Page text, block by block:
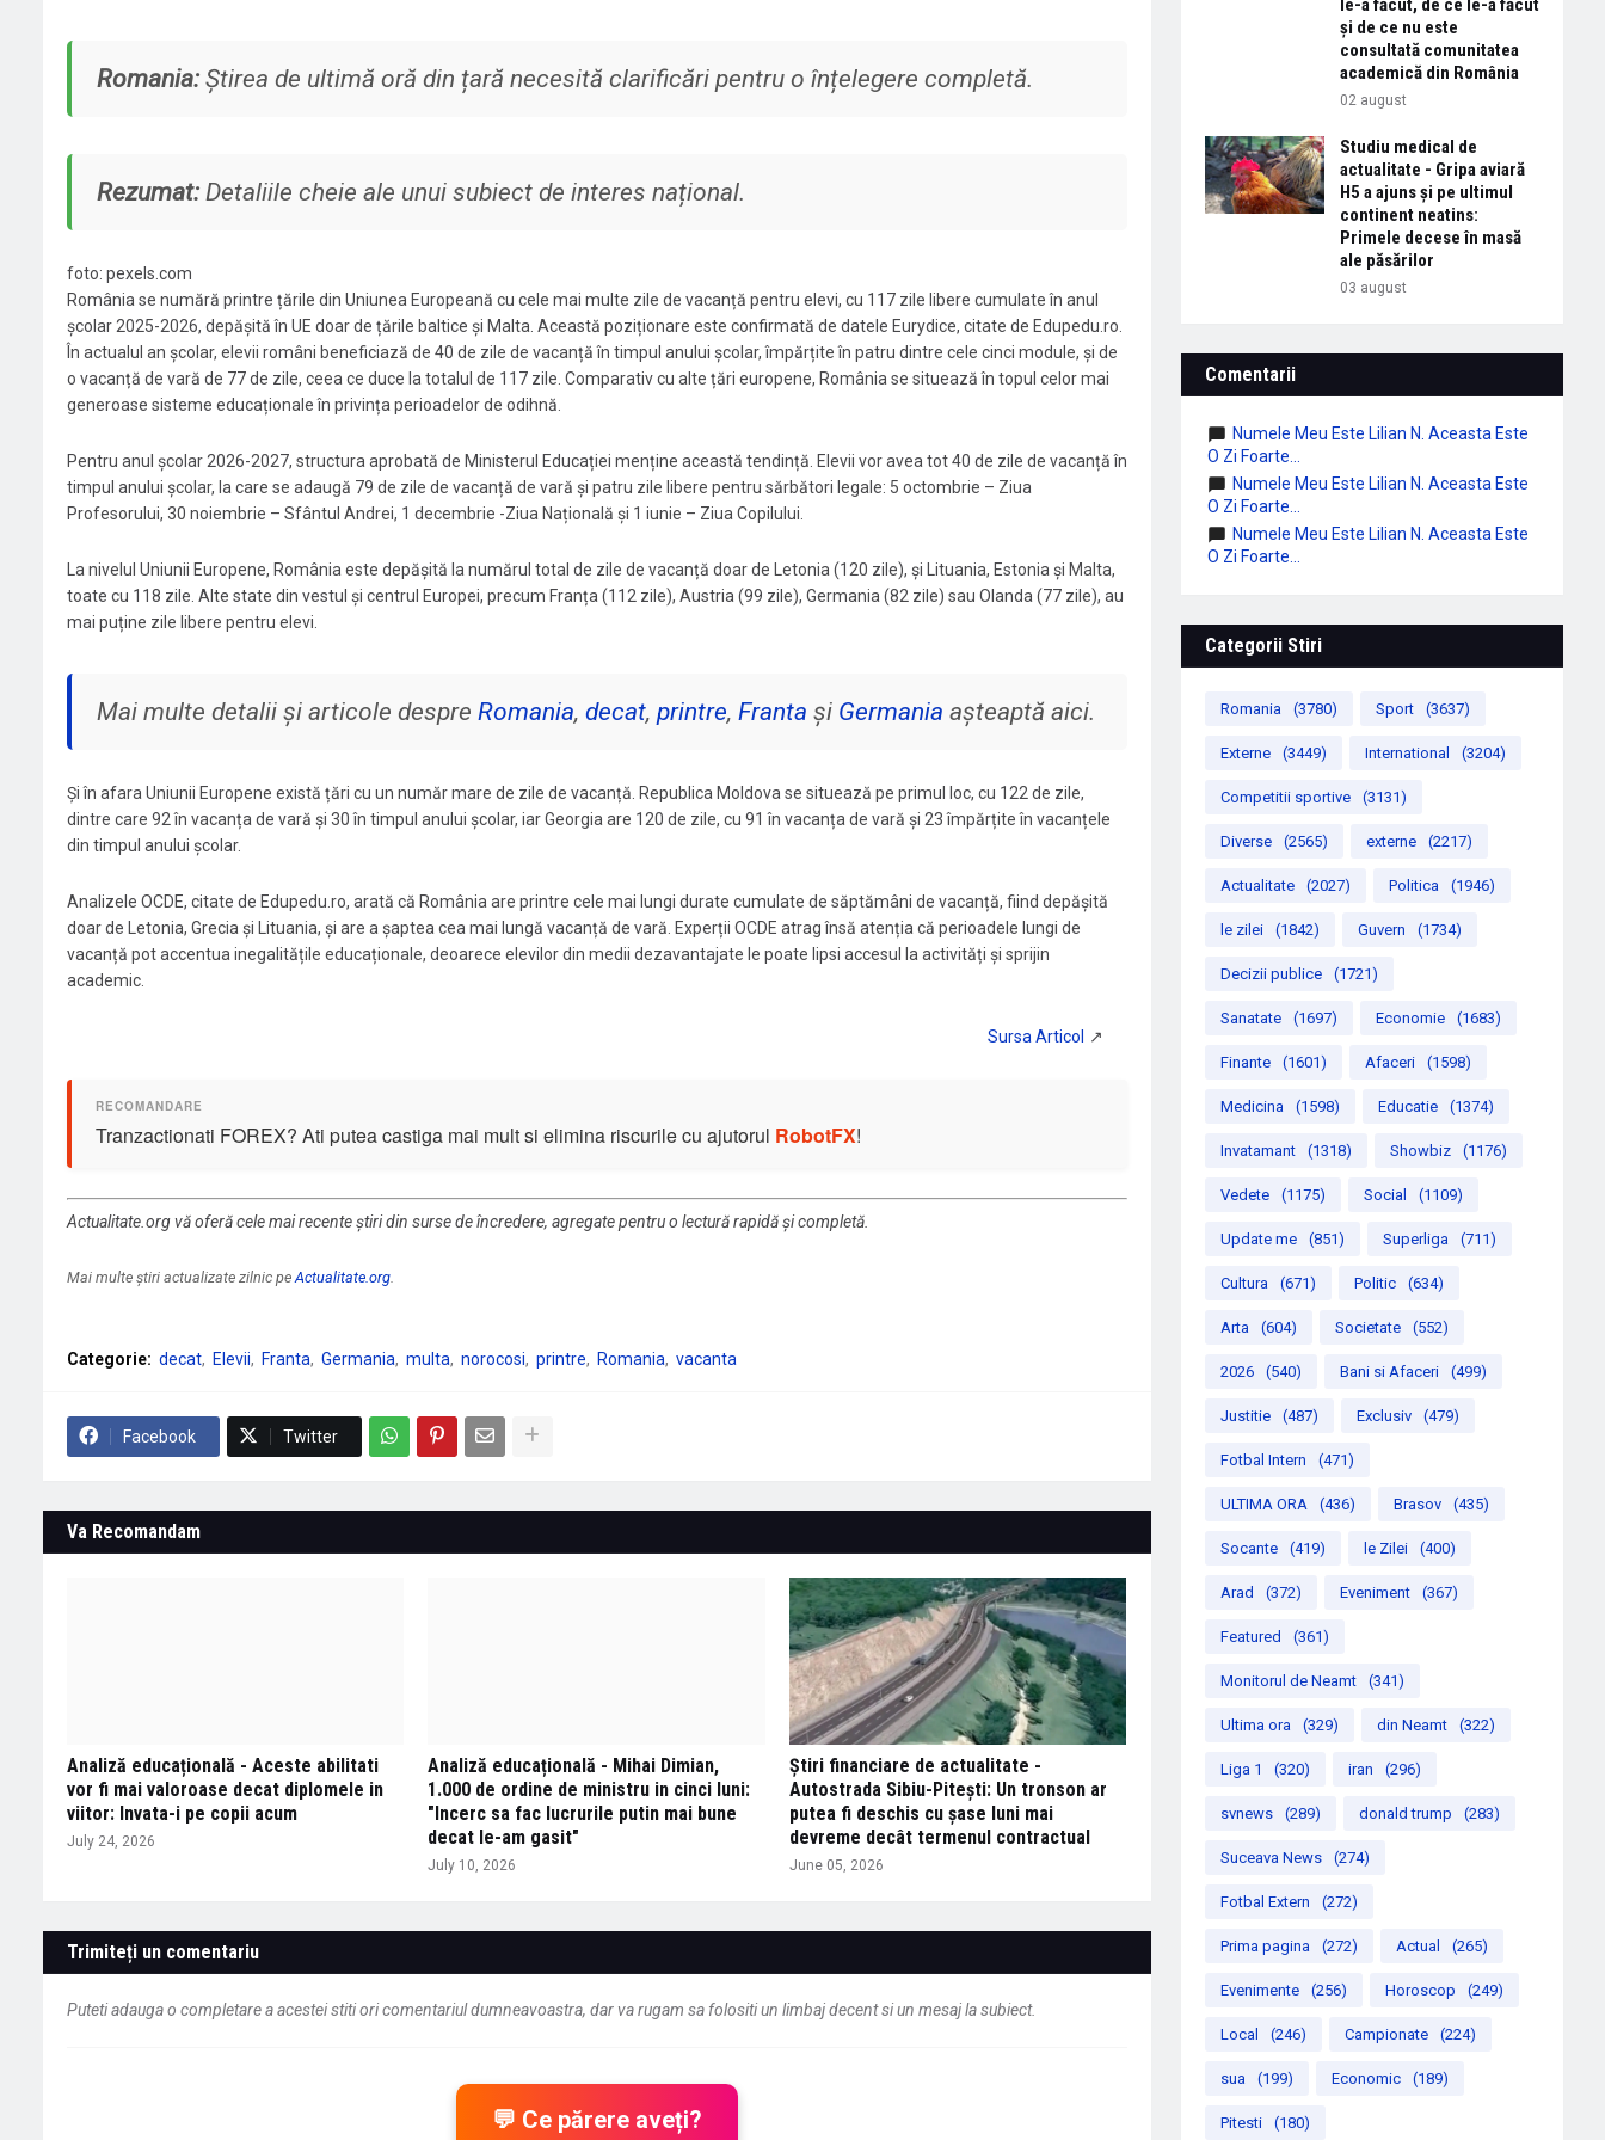
Romania:Știrea de ultimă oră din țară necesită clarificări pentru o înțelegere completă.
Rezumat:Detaliile cheie ale unui subiect de interes național.
foto: pexels.com
România se numără printre țările din Uniunea Europeană cu cele mai multe zile de vacanță pentru elevi, cu 117 zile libere cumulate în anul
școlar 2025-2026, depășită în UE doar de țările baltice și Malta. Această poziționare este confirmată de datele Eurydice, citate de Edupedu.ro.
În actualul an școlar, elevii români beneficiază de 40 de zile de vacanță în timpul anului școlar, împărțite în patru dintre cele cinci module, și de
o vacanță de vară de 77 de zile, ceea ce duce la totalul de 117 zile. Comparativ cu alte țări europene, România se situează în topul celor mai
generoase sisteme educaționale în privința perioadelor de odihnă.
Pentru anul școlar 2026-2027, structura aprobată de Ministerul Educației menține această tendință. Elevii vor avea tot 40 de zile de vacanță în
timpul anului școlar, la care se adaugă 79 de zile de vacanță de vară și patru zile libere pentru sărbători legale: 5 octombrie – Ziua
Profesorului, 30 noiembrie – Sfântul Andrei, 1 decembrie -Ziua Națională și 1 iunie – Ziua Copilului.
La nivelul Uniunii Europene, România este depășită la numărul total de zile de vacanță doar de Letonia (120 zile), și Lituania, Estonia și Malta,
toate cu 118 zile. Alte state din vestul și centrul Europei, precum Franța (112 zile), Austria (99 zile), Germania (82 zile) sau Olanda (77 zile), au
mai puține zile libere pentru elevi.
Mai multe detalii și articole despre Romania, decat, printre, Franta și Germania așteaptă aici.
Și în afara Uniunii Europene există țări cu un număr mare de zile de vacanță. Republica Moldova se situează pe primul loc, cu 122 de zile,
dintre care 92 în vacanța de vară și 30 în timpul anului școlar, iar Georgia are 120 de zile, cu 91 în vacanța de vară și 23 împărțite în vacanțele
din timpul anului școlar.
Analizele OCDE, citate de Edupedu.ro, arată că România are printre cele mai lungi durate cumulate de săptămâni de vacanță, fiind depășită
doar de Letonia, Grecia și Lituania, și are a șaptea cea mai lungă vacanță de vară. Experții OCDE atrag însă atenția că perioadele lungi de
vacanță pot accentua inegalitățile educaționale, deoarece elevilor din medii dezavantajate le poate lipsi accesul la activități și sprijin
academic.
Tranzactionati FOREX? Ati putea castiga mai mult si elimina riscurile cu ajutorul RobotFX!
Actualitate.org vă oferă cele mai recente știri din surse de încredere, agregate pentru o lectură rapidă și completă.
Mai multe știri actualizate zilnic pe Actualitate.org.
Categorie: decat Elevii Franta Germania multa norocosi printre Romania vacanta
Facebook Twitter
Va Recomandam
Analiză educațională - Aceste abilitati
vor fi mai valoroase decat diplomele in
viitor: Invata-i pe copii acum
July 24, 2026
Analiză educațională - Mihai Dimian,
1.000 de ordine de ministru in cinci luni:
"Incerc sa fac lucrurile putin mai bune
decat le-am gasit"
July 10, 2026
Știri financiare de actualitate -
Autostrada Sibiu-Pitești: Un tronson ar
putea fi deschis cu șase luni mai
devreme decât termenul contractual
June 05, 2026
Trimiteți un comentariu
Puteti adauga o completare a acestei stiti ori comentariul dumneavoastra, dar va rugam sa folositi un limbaj decent si un mesaj la subiect.
💬 Ce părere aveți?
le-a făcut, de ce le-a făcut
și de ce nu este
consultată comunitatea
academică din România
02 august
Studiu medical de
actualitate - Gripa aviară
H5 a ajuns și pe ultimul
continent neatins:
Primele decese în masă
ale păsărilor
03 august
Comentarii
Numele Meu Este Lilian N. Aceasta Este
O Zi Foarte...
Numele Meu Este Lilian N. Aceasta Este
O Zi Foarte...
Numele Meu Este Lilian N. Aceasta Este
O Zi Foarte...
Categorii Stiri
Romania (3780) Sport (3637)
Externe (3449) International (3204)
Competitii sportive (3131)
Diverse (2565) externe (2217)
Actualitate (2027) Politica (1946)
le zilei (1842) Guvern (1734)
Decizii publice (1721)
Sanatate (1697) Economie (1683)
Finante (1601) Afaceri (1598)
Medicina (1598) Educatie (1374)
Invatamant (1318) Showbiz (1176)
Vedete (1175) Social (1109)
Update me (851) Superliga (711)
Cultura (671) Politic (634)
Arta (604) Societate (552)
2026 (540) Bani si Afaceri (499)
Justitie (487) Exclusiv (479)
Fotbal Intern (471)
ULTIMA ORA (436) Brasov (435)
Socante (419) le Zilei (400)
Arad (372) Eveniment (367)
Featured (361)
Monitorul de Neamt (341)
Ultima ora (329) din Neamt (322)
Liga 1 (320) iran (296)
svnews (289) donald trump (283)
Suceava News (274)
Fotbal Extern (272)
Prima pagina (272) Actual (265)
Evenimente (256) Horoscop (249)
Local (246) Campionate (224)
sua (199) Economic (189)
Pitesti (180)